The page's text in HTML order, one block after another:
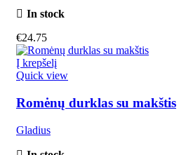
In stock
€24.75
Į krepšelį
Quick view
Romėnų durklas su makštis
Gladius